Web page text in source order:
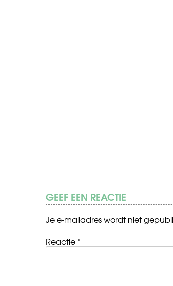
GEEF EEN REACTIE
Je e-mailadres wordt niet
Reactie *